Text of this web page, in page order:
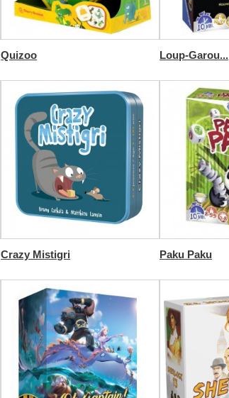
Quizoo Loup-Garou...
Crazy Mistigri Paku Paku